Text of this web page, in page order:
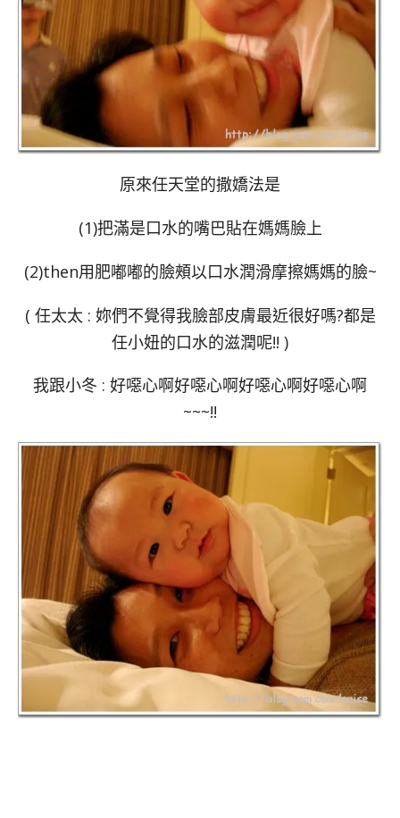
原來任天堂的撒嬌法是
(1)把滿是口水的嘴巴貼在媽媽臉上
(2)then用肥嘟嘟的臉頰以口水潤滑摩擦媽媽的臉~
( 任太太 : 妳們不覺得我臉部皮膚最近很好嗎?都是
任小妞的口水的滋潤呢!! )
我跟小冬 : 好噁心啊好噁心啊好噁心啊好噁心啊
~~~!!